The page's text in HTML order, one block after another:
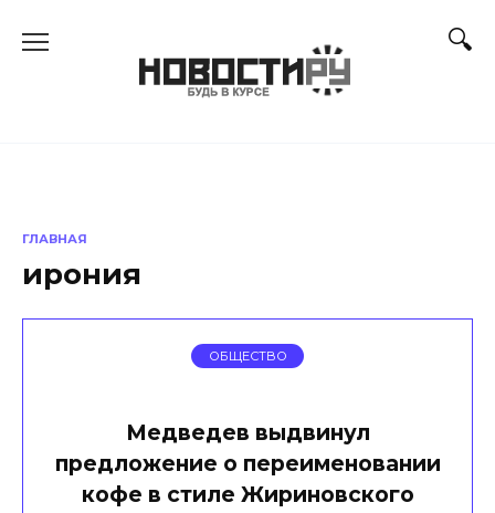
ГЛАВНАЯ
ирония
ОБЩЕСТВО
Медведев выдвинул
предложение о переименовании
кофе в стиле Жириновского